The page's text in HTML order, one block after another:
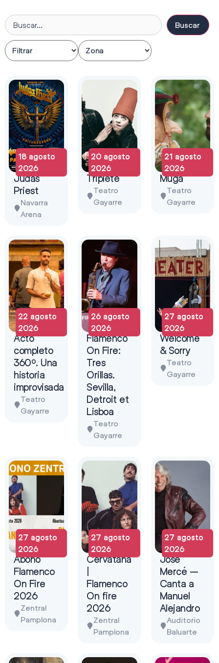
Buscar
18 agosto
2026
Judas
Priest
Navarra
Arena
20 agosto
2026
Triplete
Teatro
Gayarre
21 agosto
2026
Muga
Teatro
Gayarre
22 agosto
2026
Acto
completo
360º. Una
historia
improvisada
Teatro
Gayarre
26 agosto
2026
Flamenco
On Fire:
Tres
Orillas.
Sevilla,
Detroit et
Lisboa
Teatro
Gayarre
27 agosto
2026
Welcome
& Sorry
Teatro
Gayarre
27 agosto
2026
Abono
Flamenco
On Fire
2026
Zentral
Pamplona
27 agosto
2026
Cervatana
Flamenco
On fire
2026
Zentral
Pamplona
27 agosto
2026
José
Mercé –
Canta a
Manuel
Alejandro
Auditorio
Baluarte